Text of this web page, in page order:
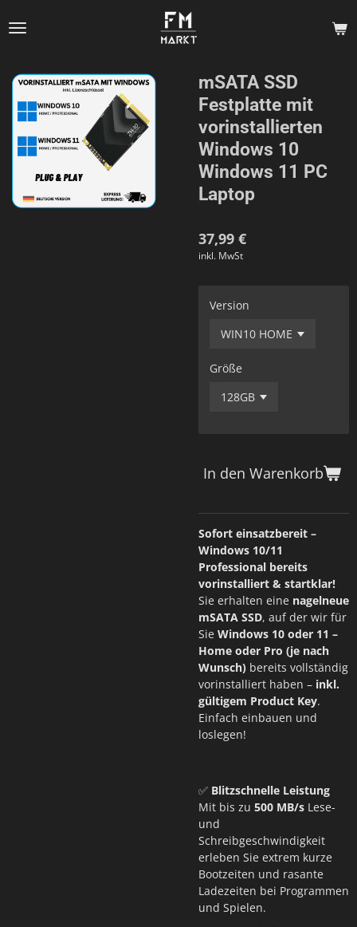
Hauptinhalt
mSATA SSD
Festplatte mit
vorinstallierten
Windows 10
Windows 11 PC
Laptop
37,99 €
inkl. MwSt
Version
Größe
In den Warenkorb
Sofort einsatzbereit –
Windows 10/11
Professional bereits
vorinstalliert & startklar!
Sie erhalten eine nagelneue
mSATA SSD, auf der wir für
Sie Windows 10 oder 11 –
Home oder Pro (je nach
Wunsch) bereits vollständig
vorinstalliert haben – inkl.
gültigem Product Key.
Einfach einbauen und
loslegen!
✅ Blitzschnelle Leistung
Mit bis zu 500 MB/s Lese-
und
Schreibgeschwindigkeit
erleben Sie extrem kurze
Bootzeiten und rasante
Ladezeiten bei Programmen
und Spielen.